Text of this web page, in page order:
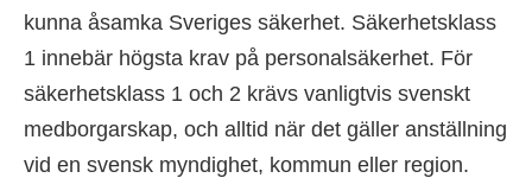
kunna åsamka Sveriges säkerhet. Säkerhetsklass
1 innebär högsta krav på personalsäkerhet. För
säkerhetsklass 1 och 2 krävs vanligtvis svenskt
medborgarskap, och alltid när det gäller anställning
vid en svensk myndighet, kommun eller region.